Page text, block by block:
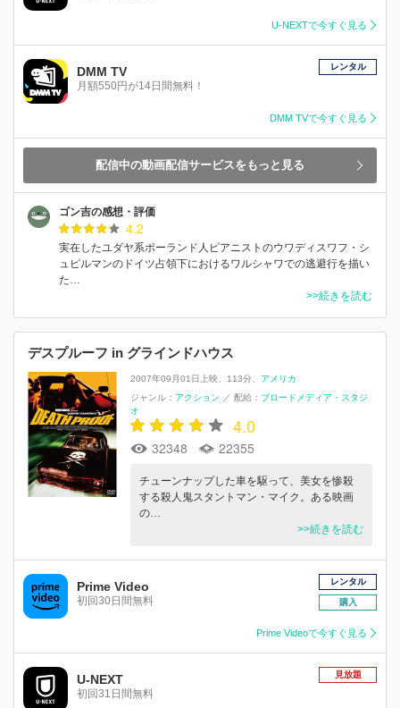
U-NEXTで今すぐ見る
DMM TV
月額550円が14日間無料！
レンタル
DMM TVで今すぐ見る
配信中の動画配信サービスをもっと見る
ゴン吉の感想・評価
4.2
実在したユダヤ系ポーランド人ピアニストのウワディスワフ・シ
ュピルマンのドイツ占領下におけるワルシャワでの逃避行を描い
た…
>>続きを読む
デスプルーフ in グラインドハウス
2007年09月01日上映 113分
アメリカ
ジャンル： アクション ／ 配給： ブロードメディア・スタジ
オ
4.0
32348 22355
チューンナップした車を駆って、美女を惨殺
する殺人鬼スタントマン・マイク。ある映画
の…
>>続きを読む
Prime Video
初回30日間無料
レンタル
購入
Prime Videoで今すぐ見る
U-NEXT
初回31日間無料
見放題